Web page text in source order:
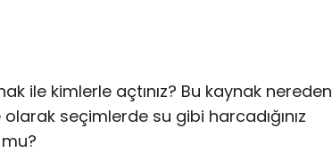
ile kimlerle açtınız? Bu kaynak nereden
seçimlerde su gibi harcadığınız